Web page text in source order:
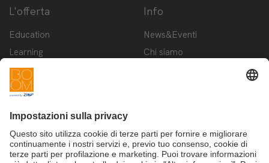
L'offerta
Education
Learning
Innovation
Startup
Info
News&Eventi
Chi siamo
Iscriviti alla newsletter BOOM